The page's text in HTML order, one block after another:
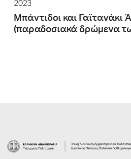
2023
Μπάντιδοι και Γαϊτανάκι
(παραδοσιακά δρώμενα